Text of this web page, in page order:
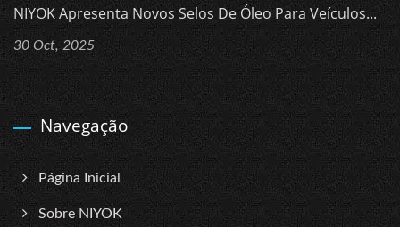
NIYOK Apresenta Novos Selos De Óleo Para Veículos...
30 Oct, 2025
Navegação
Página Inicial
Sobre NIYOK